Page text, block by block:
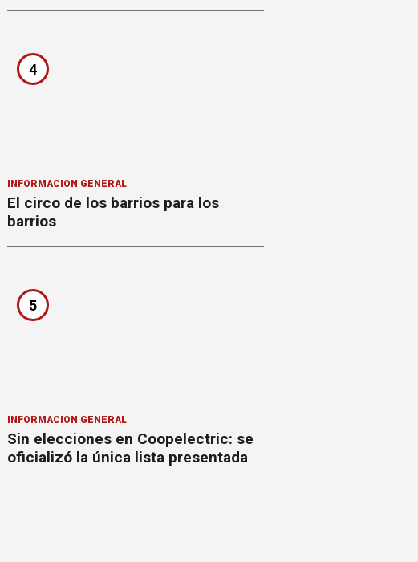
4
INFORMACION GENERAL
El circo de los barrios para los
barrios
5
INFORMACION GENERAL
Sin elecciones en Coopelectric: se
oficializó la única lista presentada